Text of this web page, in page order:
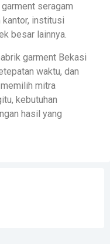
seragam
kantor, institusi
besar lainnya.
garment Bekasi
waktu, dan
mitra
kebutuhan
hasil yang